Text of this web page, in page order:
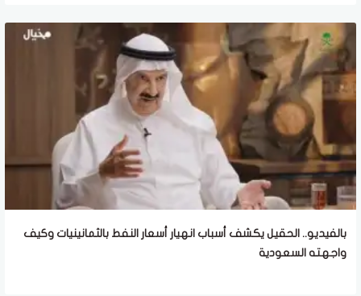
بالفيديو.. الحقيل يكشف أسباب انهيار أسعار النفط بالثمانينيات وكيف
واجهته السعودية